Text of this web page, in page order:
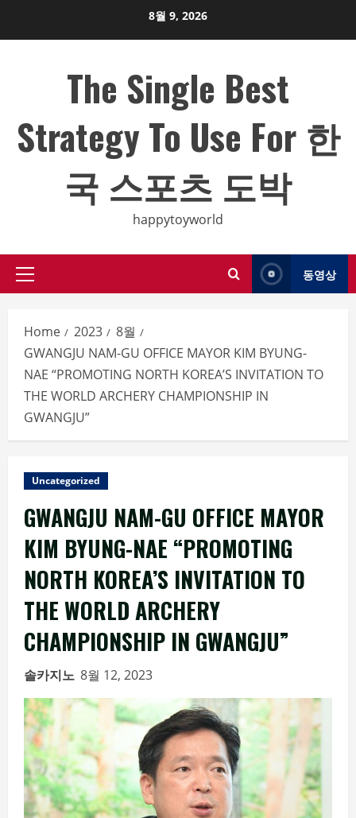
8월 9, 2026
The Single Best
Strategy To Use For 한
국 스포츠 도박
happytoyworld
Primary
동영상
Home 2023
8월
GWANGJU NAM-GU OFFICE MAYOR KIM BYUNG-
NAE “PROMOTING NORTH KOREA’S INVITATION TO
THE WORLD ARCHERY CHAMPIONSHIP IN
GWANGJU”
Uncategorized
GWANGJU NAM-GU OFFICE MAYOR
KIM BYUNG-NAE “PROMOTING
NORTH KOREA’S INVITATION TO
THE WORLD ARCHERY
CHAMPIONSHIP IN GWANGJU”
솔카지노 8월 12, 2023